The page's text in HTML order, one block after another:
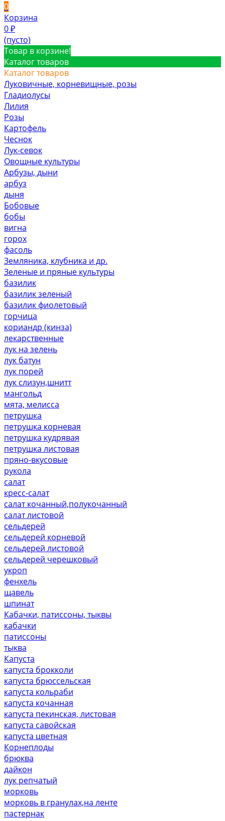
0
Корзина
0 ₽
(пусто)
Товар в корзине!
Каталог товаров
Каталог товаров
Луковичные, корневищные, розы
Гладиолусы
Лилия
Розы
Картофель
Чеснок
Лук-севок
Овощные культуры
Арбузы, дыни
арбуз
дыня
Бобовые
бобы
вигна
горох
фасоль
Земляника, клубника и др.
Зеленые и пряные культуры
базилик
базилик зеленый
базилик фиолетовый
горчица
кориандр (кинза)
лекарственные
лук на зелень
лук батун
лук порей
лук слизун,шнитт
мангольд
мята, мелисса
петрушка
петрушка корневая
петрушка кудрявая
петрушка листовая
пряно-вкусовые
рукола
салат
кресс-салат
салат кочанный,полукочанный
салат листовой
сельдерей
сельдерей корневой
сельдерей листовой
сельдерей черешковый
укроп
фенхель
щавель
шпинат
Кабачки, патиссоны, тыквы
кабачки
патиссоны
тыква
Капуста
капуста брокколи
капуста брюссельская
капуста кольраби
капуста кочанная
капуста пекинская, листовая
капуста савойская
капуста цветная
Корнеплоды
брюква
дайкон
лук репчатый
морковь
морковь в гранулах,на ленте
пастернак